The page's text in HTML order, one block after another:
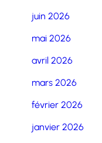
juin 2026
mai 2026
avril 2026
mars 2026
février 2026
janvier 2026